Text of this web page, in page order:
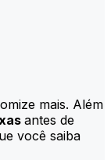
mais. Além
antes de
você saiba